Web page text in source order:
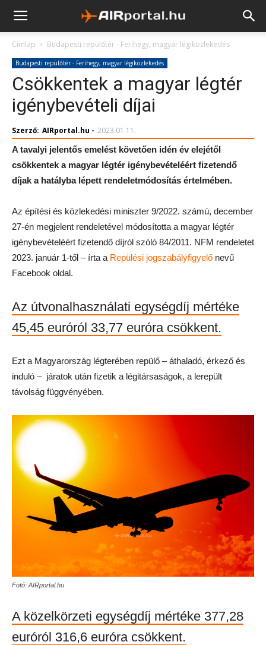
Címlap Budapesti repülőtér - Ferihegy, magyar légiközlekedés
Budapesti repülőtér - Ferihegy, magyar légiközlekedés
Csökkentek a magyar légtér
igénybevételi díjai
Szerző: AIRportal.hu - 2023.01.11.
A tavalyi jelentős emelést követően idén év elejétől
csökkentek a magyar légtér igénybevételéért fizetendő
díjak a hatályba lépett rendeletmódosítás értelmében.
Az építési és közlekedési miniszter 9/2022. számú, december
27-én megjelent rendeletével módosította a magyar légtér
igénybevételéért fizetendő díjról szóló 84/2011. NFM rendeletet
2023. január 1-től – írta a Repülési jogszabályfigyelő nevű
Facebook oldal.
Az útvonalhasználati egységdíj mértéke
45,45 euróról 33,77 euróra csökkent.
Ezt a Magyarország légterében repülő – áthaladó, érkező és
induló – járatok után fizetik a légitársaságok, a lerepült
távolság függvényében.
Fotó: AIRportal.hu
A közelkörzeti egységdíj mértéke 377,28
euróról 316,6 euróra csökkent.